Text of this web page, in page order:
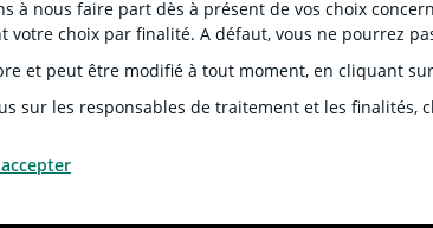
à nous faire part dès à présent de vos choix
votre choix par finalité. A défaut, vous ne pourrez
et peut être modifié à tout moment, en cliquant
sur les responsables de traitement et les finalités,
Charte éthique
Groupe Crédit Agricole
Recrutement
Informations réglementaires
Fonds de Garantie des Dépôts et de
Rétractation-Résiliation